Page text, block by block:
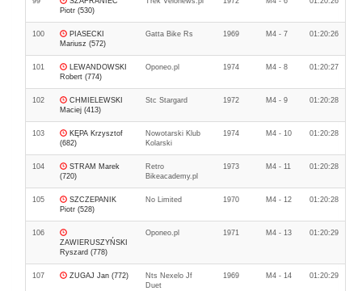
Piotr (530)
100
PIASECKI
Mariusz (572)
Gatta Bike Rs 1969 M4 - 7 01:20:26
101
LEWANDOWSKI
Robert (774)
Oponeo.pl 1974 M4 - 8 01:20:27
102
CHMIELEWSKI
Maciej (413)
Stc Stargard 1972 M4 - 9 01:20:28
103
KĘPA Krzysztof
(682)
Nowotarski Klub
Kolarski
1974 M4 - 10 01:20:28
104
STRAM Marek
(720)
Retro
Bikeacademy.pl
1973 M4 - 11 01:20:28
105
SZCZEPANIK
Piotr (528)
No Limited 1970 M4 - 12 01:20:28
106
ZAWIERUSZYŃSKI
Ryszard (778)
Oponeo.pl 1971 M4 - 13 01:20:29
107 ZUGAJ Jan (772)
Nts Nexelo Jf
Duet
1969 M4 - 14 01:20:29